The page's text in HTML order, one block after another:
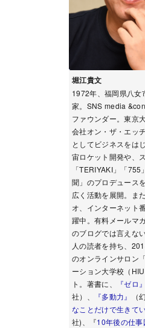
堀江貴文
1972年、福岡県八女
家。SNS media
ファウンダー。東京
会社オン・ザ・エッ
としてビジネスをは
宙ロケット開発や、
「TERIYAKI」「755
聞」のプロデュース
広く活動を展開。ま
オ、インターネット
躍中。有料メールマ
のブログでは言えな
人の読者を持ち、
のオンラインサロン
ーション大学校（
ト。著書に、
『ゼロ』
社）、
『多動力』 （
なことだけで生きてい
社)、『10年後の仕事